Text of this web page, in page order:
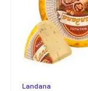
Landana